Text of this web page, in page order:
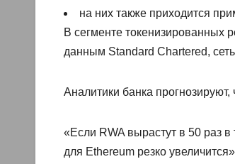
на них также приходится
В сегменте токенизированных
данным Standard Chartered,
Аналитики банка
«Если RWA вырастут в 50 раз
для Ethereum резко